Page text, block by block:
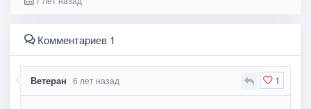
Комментариев 1
1
Ветеран 6 лет назад